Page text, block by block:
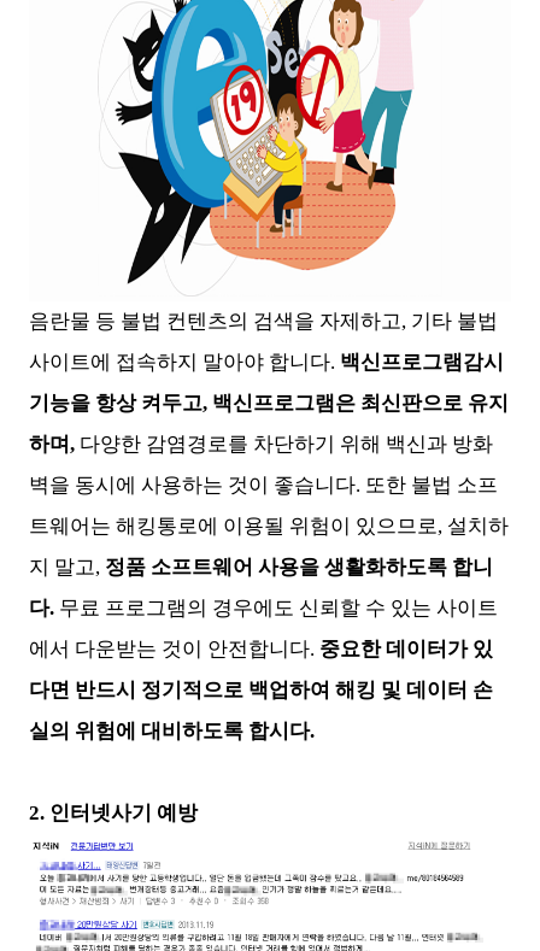
음란물 등 불법 컨텐츠의 검색을 자제하고, 기타 불법
사이트에 접속하지 말아야 합니다. 백신프로그램감시
기능을 항상 켜두고, 백신프로그램은 최신판으로 유지
하며, 다양한 감염경로를 차단하기 위해 백신과 방화
벽을 동시에 사용하는 것이 좋습니다. 또한 불법 소프
트웨어는 해킹통로에 이용될 위험이 있으므로, 설치하
지 말고, 정품 소프트웨어 사용을 생활화하도록 합니
다. 무료 프로그램의 경우에도 신뢰할 수 있는 사이트
에서 다운받는 것이 안전합니다. 중요한 데이터가 있
다면 반드시 정기적으로 백업하여 해킹 및 데이터 손
실의 위험에 대비하도록 합시다.
2. 인터넷사기 예방